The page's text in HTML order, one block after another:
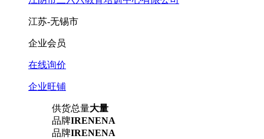
江苏-无锡市
企业会员
在线询价
企业旺铺
供货总量大量
品牌IRENENA
品牌IRENENA